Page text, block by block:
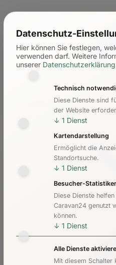
Kosten & Preise
Datenschutz-
Hier können Sie festlegen,
verwenden darf. Weitere
unserer Datenschutzerklärung
Technisch
Diese Dienste sind
der Website
↓ 1 Dienst
Kartendarstellung
Ermöglicht die
Standortsuche.
↓ 1 Dienst
Besucher-
Diese Dienste
Caravan24 genutzt
können.
↓ 1 Dienst
Alle Dienste
Mit diesem Schalter